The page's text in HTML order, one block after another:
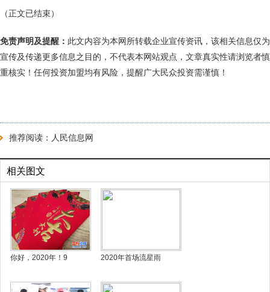
（正文已结束）
免责声明及提醒： 此文内容为本网所转载企业宣传资讯，该相关信息仅为
宣传及传递更多信息之目的，不代表本网站观点，文章真实性请浏览者慎
重核实！任何投资加盟均有风险，提醒广大民众投资需谨慎！
推荐阅读： 人民信息网
相关图文
你好，2020年！9 2020年首场流星雨